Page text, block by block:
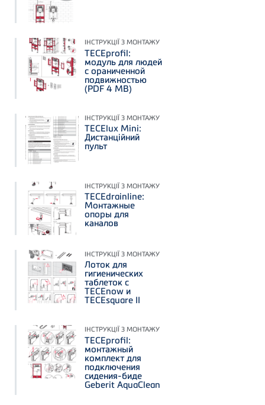
ІНСТРУКЦІЇ З МОНТАЖУ
TECEprofil:
модуль для людей
с ораниченной
подвижностью
(PDF 4 MB)
ІНСТРУКЦІЇ З МОНТАЖУ
TECElux Mini:
Дистанційний
пульт
ІНСТРУКЦІЇ З МОНТАЖУ
TECEdrainline:
Монтажные
опоры для
каналов
ІНСТРУКЦІЇ З МОНТАЖУ
Лоток для
гигиенических
таблеток с
TECEnow и
TECEsquare II
ІНСТРУКЦІЇ З МОНТАЖУ
TECEprofil:
монтажный
комплект для
подключения
сидения-биде
Geberit AquaClean